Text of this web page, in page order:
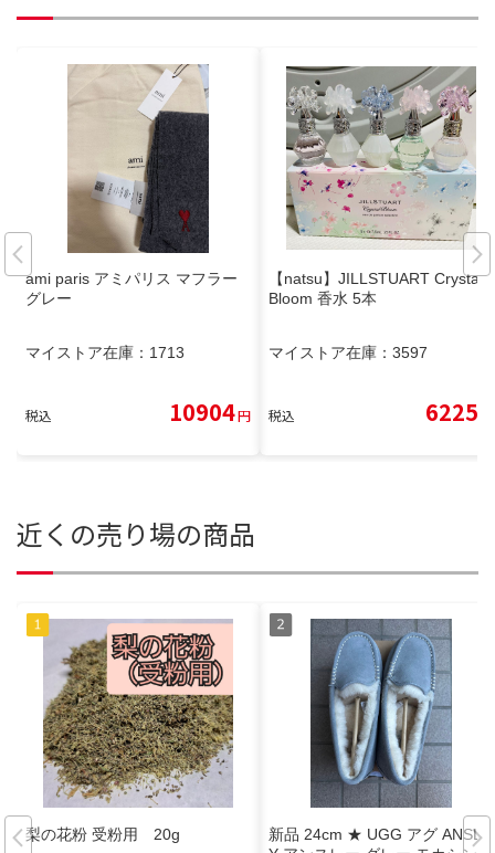
ami paris アミパリス マフラー
グレー
マイストア在庫： 1713
税込 10904円
【natsu】JILLSTUART Crystal
Bloom 香水 5本
マイストア在庫： 3597
税込 6225
近くの売り場の商品
梨の花粉 受粉用 20g
新品 24cm ★ UGG アグ ANSLE